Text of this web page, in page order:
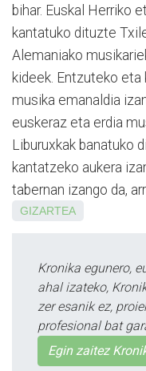
bihar. Euskal Herriko
kantatuko dituzte
Alemaniako
kideek. Entzuteko
musika emanaldia
euskeraz eta erdia
Liburuxkak banatuko
kantatzeko aukera
tabernan izango da,
GIZARTEA
Kronika egunero,
ahal izateko,
zer esanik ez,
profesional bat
Egin zaitez